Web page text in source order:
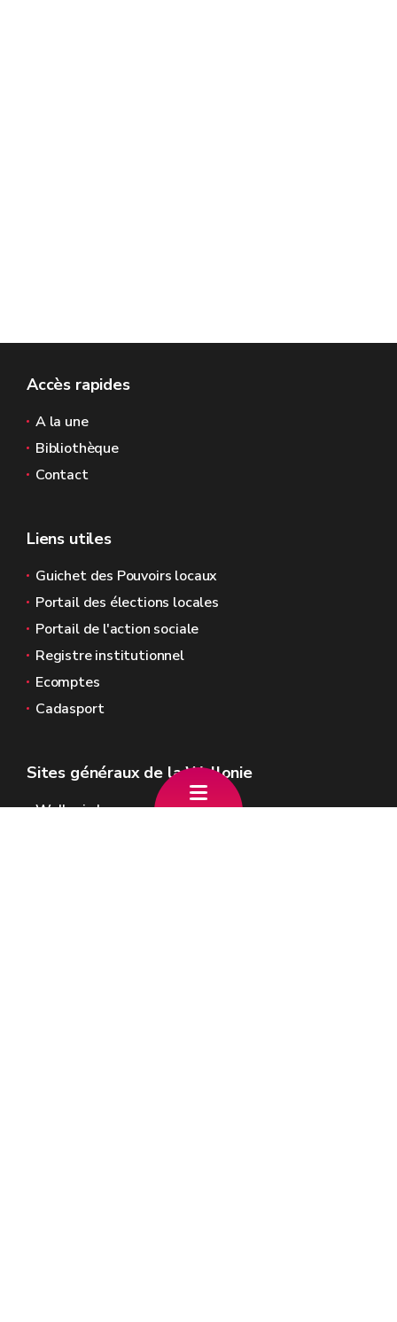
Accès rapides
A la une
Bibliothèque
Contact
Liens utiles
Guichet des Pouvoirs locaux
Portail des élections locales
Portail de l'action sociale
Registre institutionnel
Ecomptes
Cadasport
Sites généraux de la Wallonie
Wallonie.be